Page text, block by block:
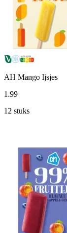
AH Mango Ijsjes
1 .99
12 stuks